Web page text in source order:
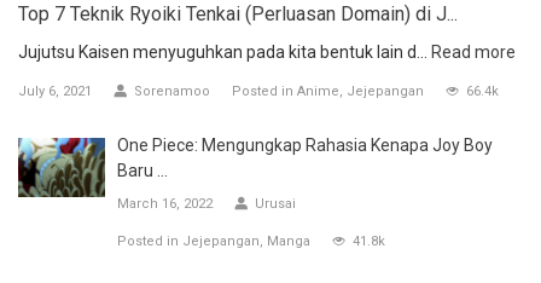
Top 7 Teknik Ryoiki Tenkai (Perluasan Domain) di J...
Jujutsu Kaisen menyuguhkan pada kita bentuk lain d... Read more
July 6, 2021 Sorenamoo Posted in Anime Jejepangan 66.4k
One Piece: Mengungkap Rahasia Kenapa Joy Boy
Baru ...
March 16, 2022 Urusai
Posted in Jejepangan Manga 41.8k